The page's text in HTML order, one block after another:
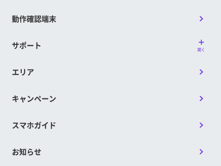
動作確認端末
サポート 開く
エリア
キャンペーン
スマホガイド
お知らせ